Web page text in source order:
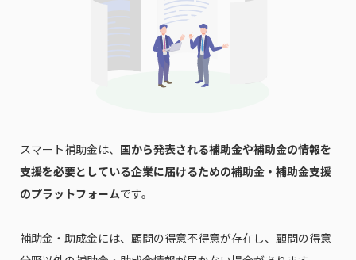
スマート補助金は、 国から発表される補助金や補助金の情報を
支援を必要としている企業に届けるための補助金・補助金支援
のプラットフォームです。
補助金・助成金には、顧問の得意不得意が存在し、顧問の得意